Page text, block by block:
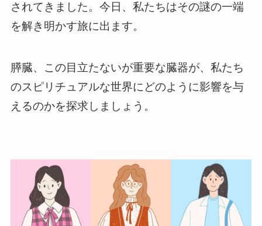
されてきました。今日、私たちはその謎の一端
を解き明かす旅に出ます。
膵臓、この目立たないが重要な臓器が、私たち
のスピリチュアルな世界にどのように影響を与
えるのかを探求しましょう。